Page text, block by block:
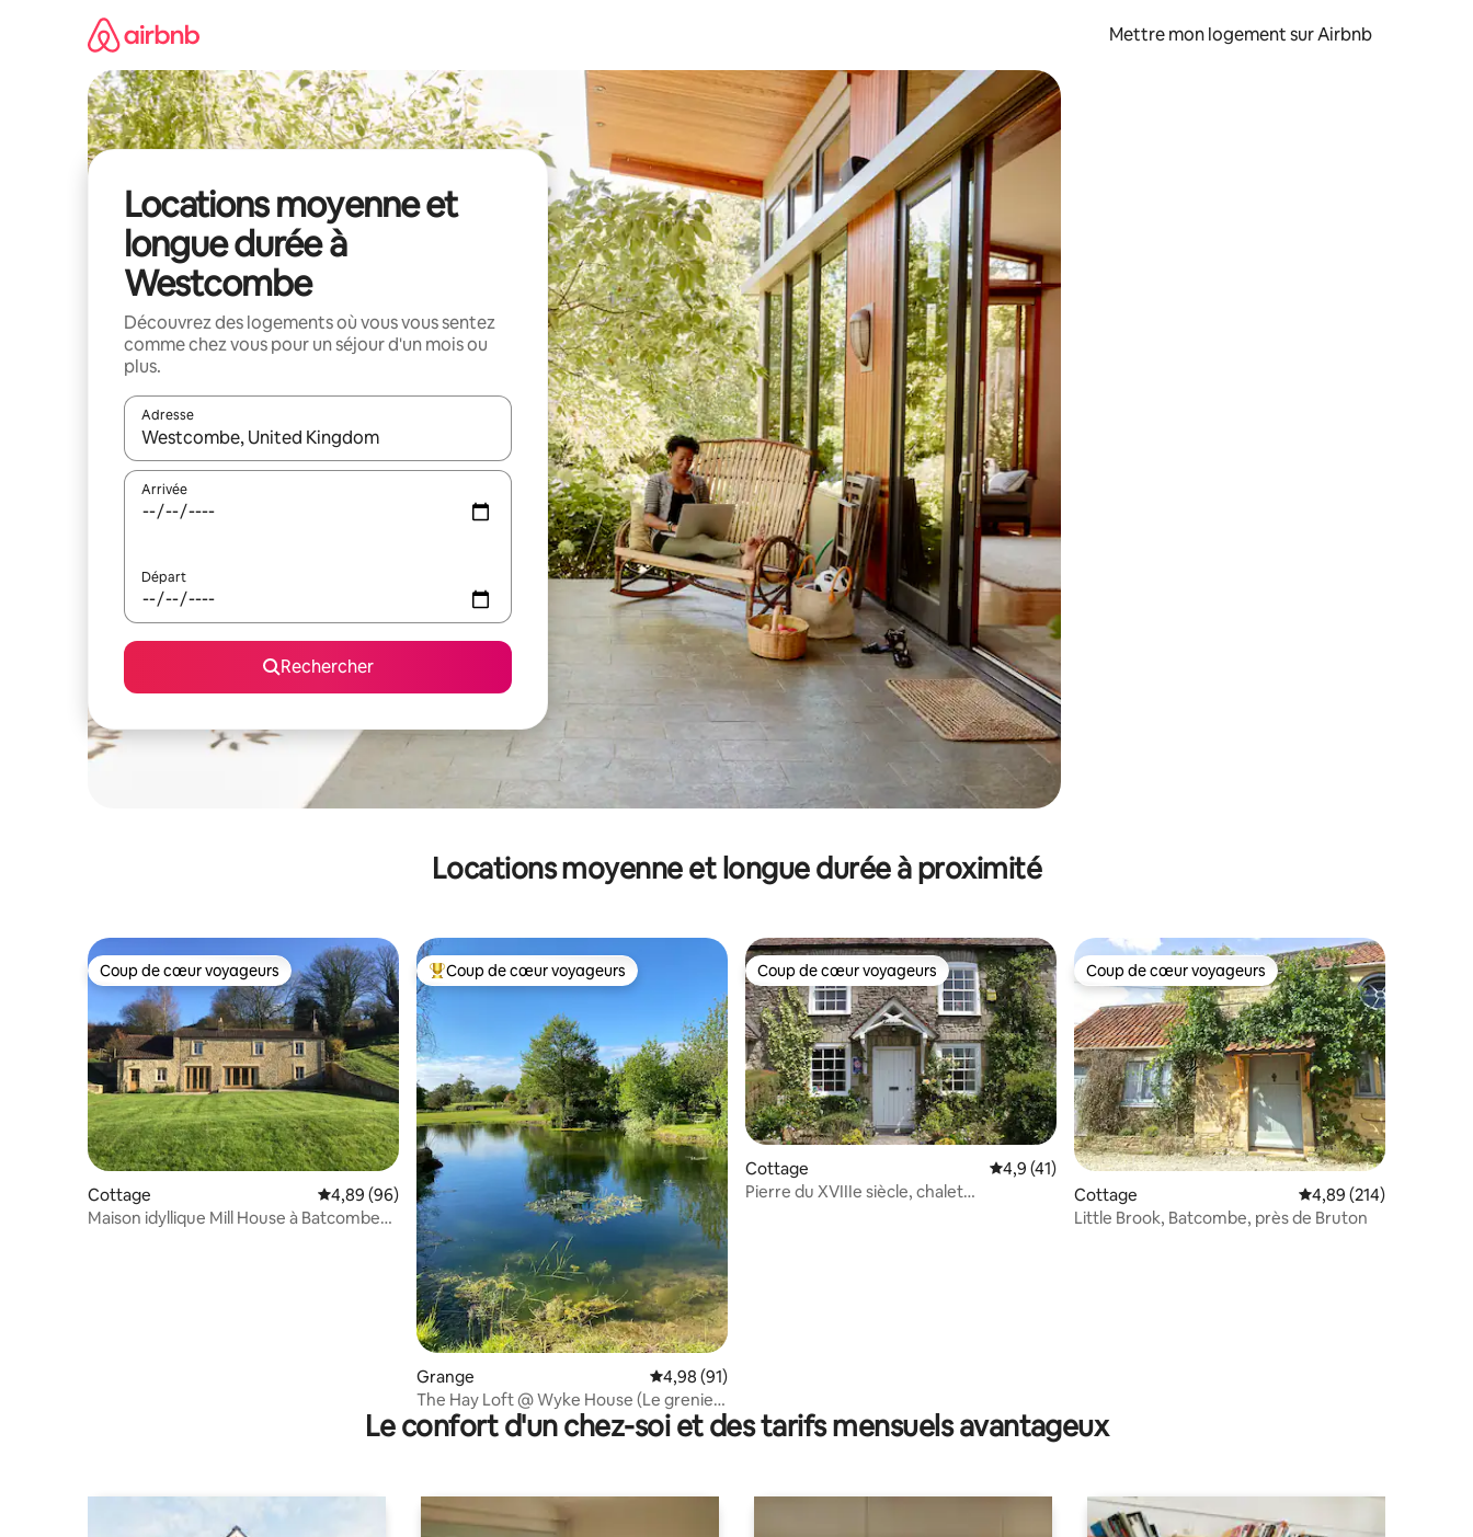
Mettre mon logement sur Airbnb
Locations moyenne et
longue durée à
Westcombe
Découvrez des logements où vous vous sentez
comme chez vous pour un séjour d'un mois ou
plus.
Adresse
Lorsque les résultats s'affichent, utilisez les flèches vers le haut et vers le bas pour les parcourir ou en appuyant et en faisant glisser.
Arrivée
Départ
Rechercher
Locations moyenne et longue durée à proximité
Coup de cœur voyageurs
Coup de cœur voyageurs
Cottage Évaluation moyenne sur la base de 96 commentaires : 4,89 sur 5
4,89 (96)
Maison idyllique Mill House à Batcombe
Coups de cœur voyageurs les plus appréciés
Coup de cœur voyageurs
Grange Évaluation moyenne sur la base de 91 commentaires : 4,98 sur 5
4,98 (91)
The Hay Loft @ Wyke House (Le grenier
à foin de Wyke House)
Coup de cœur voyageurs
Coup de cœur voyageurs
Cottage Évaluation moyenne sur la base de 41 commentaires : 4,9 sur 5
4,9 (41)
Pierre du XVIIIe siècle, chalet
Coup de cœur voyageurs
Coup de cœur voyageurs
Cottage Évaluation moyenne
4,89 (214)
Little Brook, Batcombe, près de Bruton
Le confort d'un chez-soi et des tarifs mensuels avantageux